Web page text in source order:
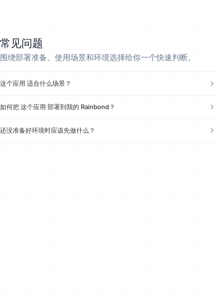
常见问题
围绕部署准备、使用场景和环境选择给你一个快速判断。
这个应用 适合什么场景？
如何把 这个应用 部署到我的 Rainbond？
还没准备好环境时应该先做什么？